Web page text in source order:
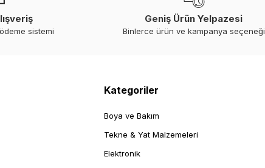
sistemi
Geniş Ürün Yelpazesi
Binlerce ürün ve kampanya seçeneği
Kategoriler
Boya ve Bakım
Tekne & Yat Malzemeleri
Elektronik